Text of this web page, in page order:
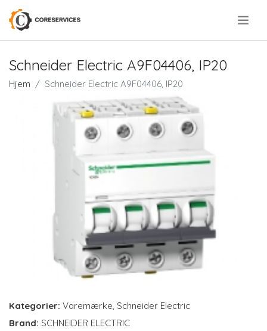
Schneider Electric A9F04406, IP20
Hjem Schneider Electric A9F04406, IP20
Kategorier: Varemærke Schneider Electric
Brand: SCHNEIDER ELECTRIC